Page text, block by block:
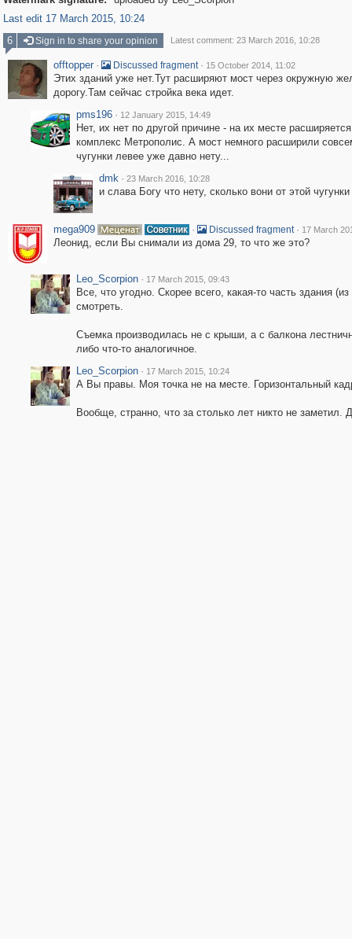
Last edit 17 March 2015, 10:24
6
Sign in to share your opinion Latest comment: 23 March 2016, 10:28
offtopper · Discussed fragment · 15 October 2014, 11:02
Этих зданий уже нет.Тут расширяют мост через окружную
дорогу.Там сейчас стройка века идет.
pms196 · 12 January 2015, 14:49
Нет, их нет по другой причине - на их месте
комплекс Метрополис. А мост немного расширили
чугунки левее уже давно нету...
dmk · 23 March 2016, 10:28
и слава Богу что нету, сколько вони от этой
mega909 · Discussed fragment · 17 March
Леонид, если Вы снимали из дома 29, то что же это?
Leo_Scorpion · 17 March 2015, 09:43
Все, что угодно. Скорее всего, какая-то часть здания
смотреть.
Съемка производилась не с крыши, а с балкона
либо что-то аналогичное.
Leo_Scorpion · 17 March 2015, 10:24
А Вы правы. Моя точка не на месте. Горизонтальный
Вообще, странно, что за столько лет никто не